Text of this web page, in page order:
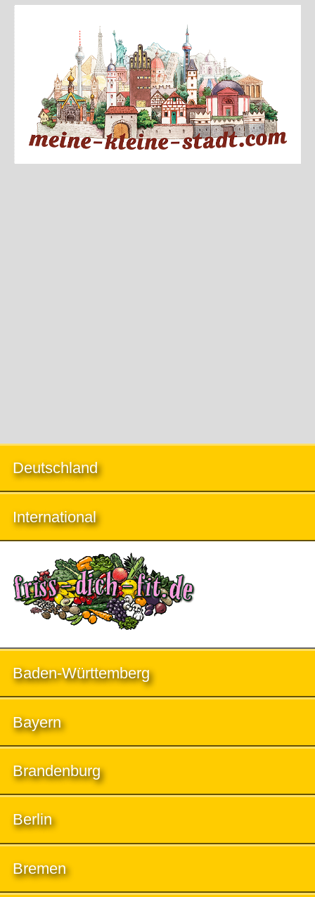
Deutschland
International
Baden-Württemberg
Bayern
Brandenburg
Berlin
Bremen